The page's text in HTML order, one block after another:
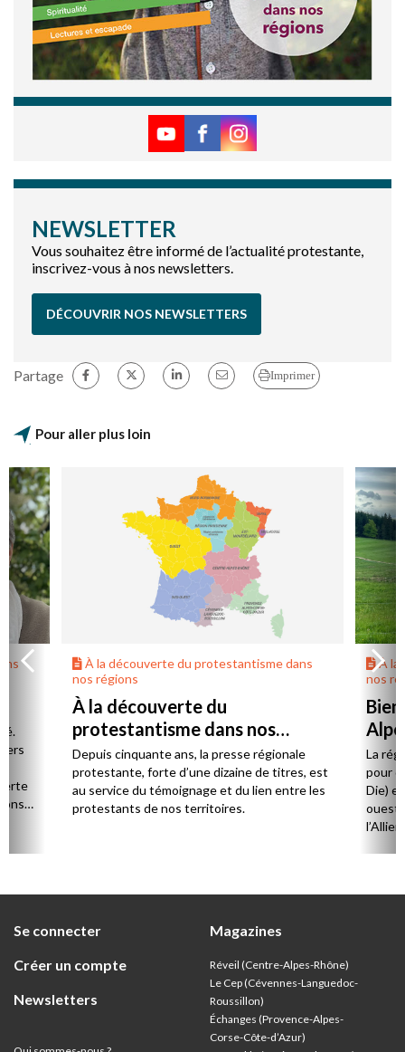
NEWSLETTER
Vous souhaitez être informé de l’actualité protestante,
inscrivez-vous à nos newsletters.
DÉCOUVRIR NOS NEWSLETTERS
Partage Imprimer
Pour aller plus loin
À la découverte du protestantisme dans
nos régions
À la découverte du
protestantisme dans nos
régions
Depuis cinquante ans, la presse régionale
protestante, forte d’une dizaine de titres, est
au service du témoignage et du lien entre les
protestants de nos territoires.
À la
nos
La
pour
Die)
ouest,
Se connecter
Créer un compte
Newsletters
Magazines
Réveil (Centre-Alpes-Rhône)
Le Cep (Cévennes-Languedoc-
Roussillon)
Échanges (Provence-Alpes-
Corse-Côte-d’Azur)